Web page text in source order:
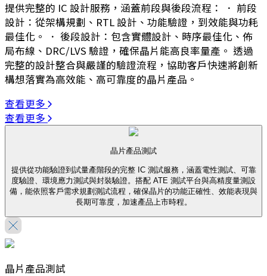
提供完整的 IC 設計服務，涵蓋前段與後段流程： ． 前段
設計：從架構規劃、RTL 設計、功能驗證，到效能與功耗
最佳化。 ． 後段設計：包含實體設計、時序最佳化、佈
局布線、DRC/LVS 驗證，確保晶片能高良率量產。 透過
完整的設計整合與嚴謹的驗證流程，協助客戶快速將創新
構想落實為高效能、高可靠度的晶片產品。
查看更多
查看更多
晶片產品測試
提供從功能驗證到試量產階段的完整 IC 測試服務，涵蓋電性測試、可靠
度驗證、環境應力測試與封裝驗證。搭配 ATE 測試平台與高精度量測設
備，能依照客戶需求規劃測試流程，確保晶片的功能正確性、效能表現與
長期可靠度，加速產品上市時程。
晶片產品測試